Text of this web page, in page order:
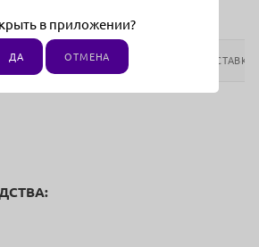
ОТЗЫВЫ ОПЛАТА ДОСТАВКА
в приложении?
ДА ОТМЕНА